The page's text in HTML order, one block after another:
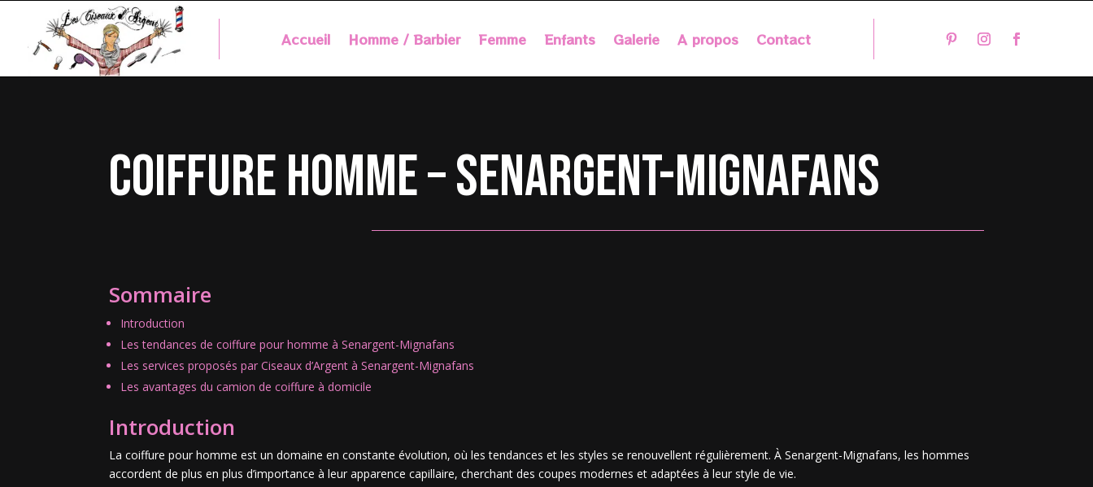
Accueil Homme / Barbier Femme Enfants Galerie A propos Contact
coiffure homme – Senargent-Mignafans
Sommaire
Introduction
Les tendances de coiffure pour homme à Senargent-Mignafans
Les services proposés par Ciseaux d’Argent à Senargent-Mignafans
Les avantages du camion de coiffure à domicile
Introduction
La coiffure pour homme est un domaine en constante évolution, où les tendances et les styles se renouvellent régulièrement. À Senargent-Mignafans, les hommes
accordent de plus en plus d’importance à leur apparence capillaire, cherchant des coupes modernes et adaptées à leur style de vie.